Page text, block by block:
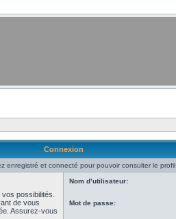
Connexion
enregistré et connecté pour pouvoir consulter le profil
possibilités.
de vous
Assurez-vous
Nom d’utilisateur:
Mot de passe: